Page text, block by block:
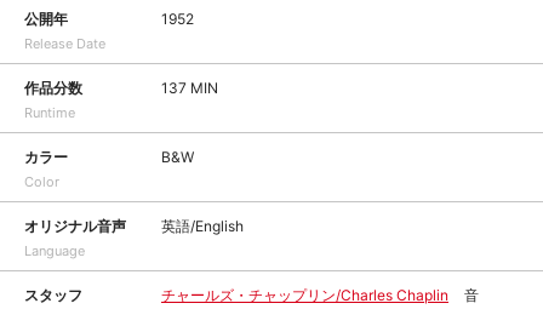
公開年
Release Date
1952
作品分数
Runtime
137 MIN
カラー
Color
B&W
オリジナル音声
Language
英語/English
スタッフ チャールズ・チャップリン/Charles Chaplin
音